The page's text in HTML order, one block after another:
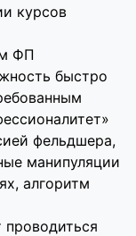
курсов
ФП
быстро
фельдшера,
манипуляции
алгоритм
проводиться